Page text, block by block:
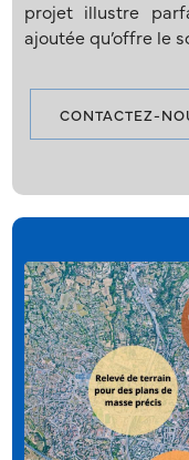
projet illustre
ajoutée qu’offre le
CONTACTEZ-